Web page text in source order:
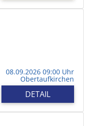
08.09.2026 09:00 Uhr
Obertaufkirchen
DETAIL